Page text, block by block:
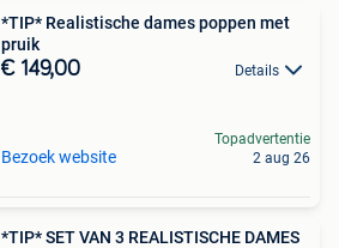
*TIP* Realistische dames poppen met
pruik
€ 149,00 Details
Bezoek website
Topadvertentie
2 aug 26
*TIP* SET VAN 3 REALISTISCHE DAMES